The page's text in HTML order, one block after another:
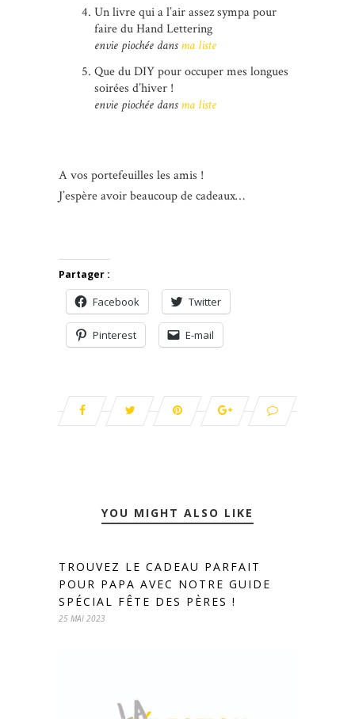
Un livre qui a l’air assez sympa pour
faire du Hand Lettering
envie piochée dansma liste
Que du DIY pour occuper mes longues
soirées d’hiver !
envie piochée dansma liste
A vos portefeuilles les amis !
J’espère avoir beaucoup de cadeaux…
Partager :
Facebook Twitter
Pinterest E-mail
YOU MIGHT ALSO LIKE
TROUVEZ LE CADEAU PARFAIT
POUR PAPA AVEC NOTRE GUIDE
SPÉCIAL FÊTE DES PÈRES !
25 MAI 2023